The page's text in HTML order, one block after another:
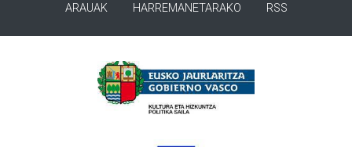
ARAUAK HARREMANETARAKO RSS